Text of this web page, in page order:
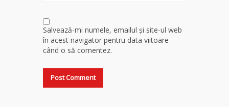
Salvează-mi numele, emailul și site-ul web
în acest navigator pentru data viitoare
când o să comentez.